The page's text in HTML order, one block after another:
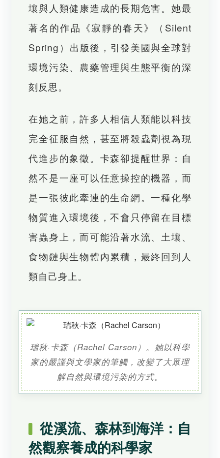
壤與人類健康造成的長期危害。她最
著名的作品《寂靜的春天》（Silent
Spring）出版後，引發美國與全球對
環境污染、農藥管理與生態平衡的深
刻反思。
在她之前，許多人相信人類能以科技
完全征服自然，甚至將殺蟲劑視為現
代進步的象徵。卡森卻提醒世界：自
然不是一座可以任意操控的機器，而
是一張彼此牽連的生命網。一種化學
物質進入環境後，不會只停留在目標
害蟲身上，而可能沿著水流、土壤、
食物鏈與生物體內累積，最終回到人
類自己身上。
瑞秋·卡森（Rachel Carson）。她以科學
家的嚴謹與文學家的筆觸，改變了大眾理
解自然與環境污染的方式。
從溪流、森林到海洋：自
然觀察養成的科學家